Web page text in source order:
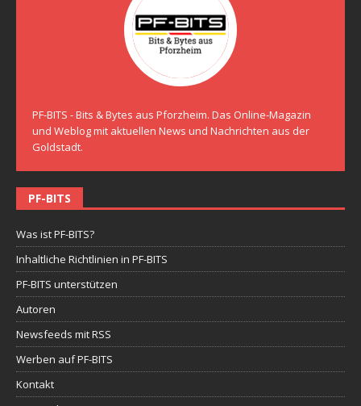
PF-BITS - Bits & Bytes aus Pforzheim. Das Online-Magazin
und Weblog mit aktuellen News und Nachrichten aus der
Goldstadt.
PF-BITS
Was ist PF-BITS?
Inhaltliche Richtlinien in PF-BITS
PF-BITS unterstützen
Autoren
Newsfeeds mit RSS
Werben auf PF-BITS
Kontakt